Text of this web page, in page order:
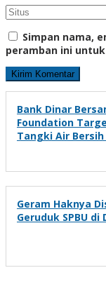
Simpan nama,
peramban ini
Bank Dinar
Foundation
Tangki Air Bersih
Geram Haknya
Geruduk SPBU di